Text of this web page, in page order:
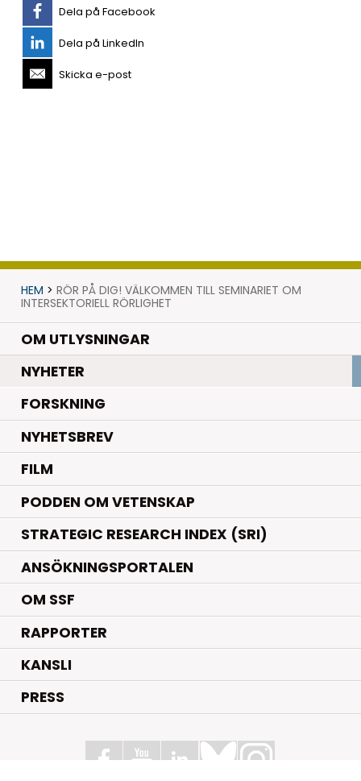
Dela på Facebook
Dela på LinkedIn
Skicka e-post
HEM > RÖR PÅ DIG! VÄLKOMMEN TILL SEMINARIET OM
INTERSEKTORIELL RÖRLIGHET
OM UTLYSNINGAR
NYHETER.
FORSKNING.
NYHETSBREV
FILM
PODDEN OM VETENSKAP
STRATEGIC RESEARCH INDEX (SRI)
ANSÖKNINGSPORTALEN
OM SSF
RAPPORTER
KANSLI
PRESS